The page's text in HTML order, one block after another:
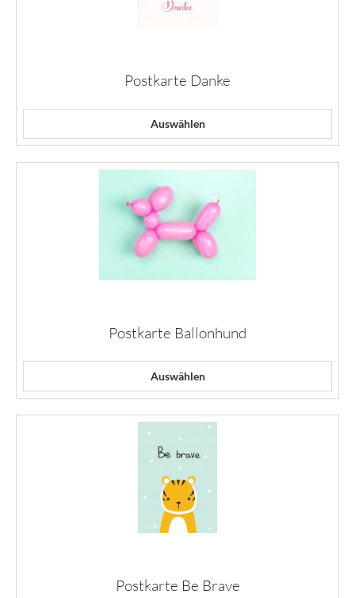
Postkarte Danke
Auswählen
Postkarte Ballonhund
Auswählen
Postkarte Be Brave